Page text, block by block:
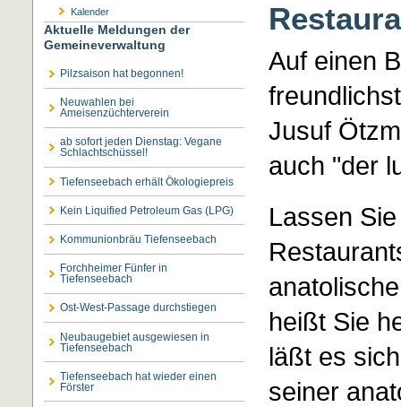
Kalender
Aktuelle Meldungen der
Gemeineverwaltung
Pilzsaison hat begonnen!
Neuwahlen bei
Ameisenzüchterverein
ab sofort jeden Dienstag: Vegane
Schlachtschüssel!
Tiefenseebach erhält Ökologiepreis
Kein Liquified Petroleum Gas (LPG)
Kommunionbräu Tiefenseebach
Forchheimer Fünfer in
Tiefenseebach
Ost-West-Passage durchstiegen
Neubaugebiet ausgewiesen in
Tiefenseebach
Tiefenseebach hat wieder einen
Förster
Auf einen
Jusuf
auch "der
Lassen
heißt Sie
läßt es
seiner